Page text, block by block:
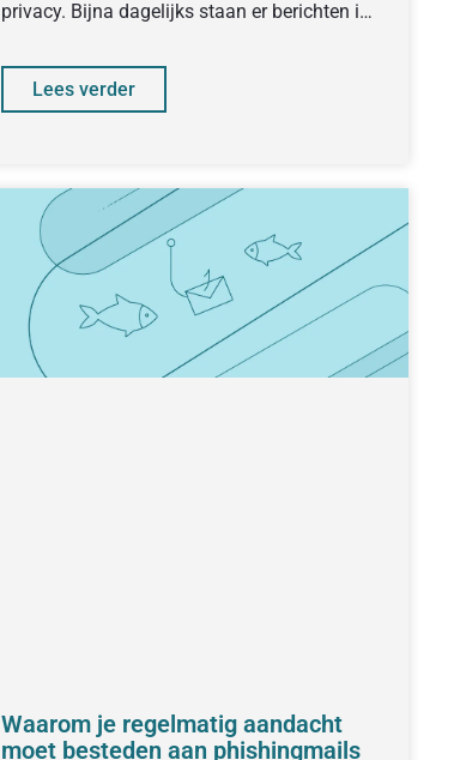
privacy. Bijna dagelijks staan er berichten in
Lees verder
Waarom je regelmatig aandacht
moet besteden aan phishingmails